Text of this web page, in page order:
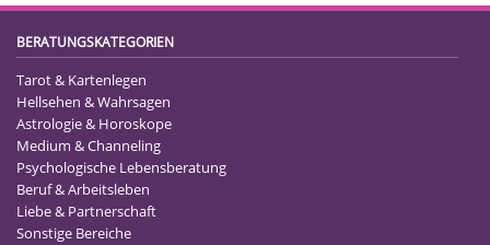
BERATUNGSKATEGORIEN
Tarot & Kartenlegen
Hellsehen & Wahrsagen
Astrologie & Horoskope
Medium & Channeling
Psychologische Lebensberatung
Beruf & Arbeitsleben
Liebe & Partnerschaft
Sonstige Bereiche